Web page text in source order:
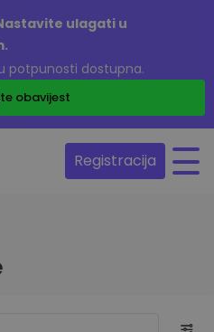
ulagati u
potpunosti dostupna.
obavijest
Registracija